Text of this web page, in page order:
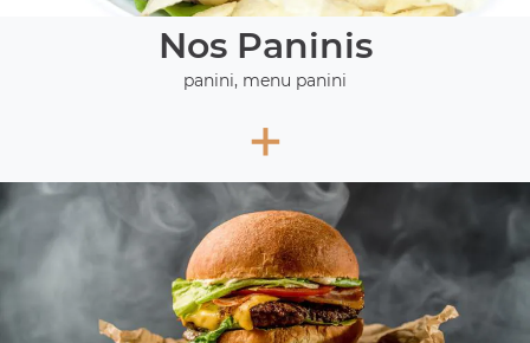
Nos Paninis
panini, menu panini
+